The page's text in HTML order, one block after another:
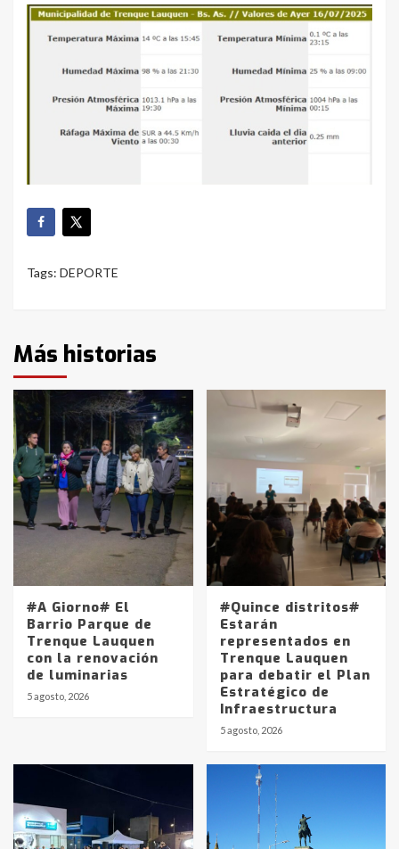
Tags: DEPORTE
Más historias
#A Giorno# El
Barrio Parque de
Trenque Lauquen
con la renovación
de luminarias
5 agosto, 2026
#Quince distritos#
Estarán
representados en
Trenque Lauquen
para debatir el Plan
Estratégico de
Infraestructura
5 agosto, 2026